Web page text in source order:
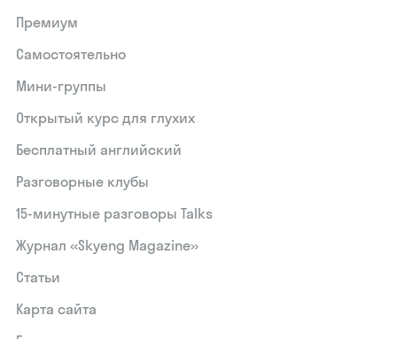
Премиум
Самостоятельно
Мини-группы
Открытый курс для глухих
Бесплатный английский
Разговорные клубы
15‑минутные разговоры Talks
Журнал «Skyeng Magazine»
Статьи
Карта сайта